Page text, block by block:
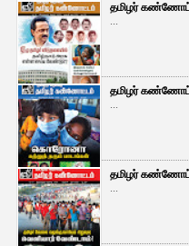
தமிழர்
...
தமிழர்
...
தமிழர்
...